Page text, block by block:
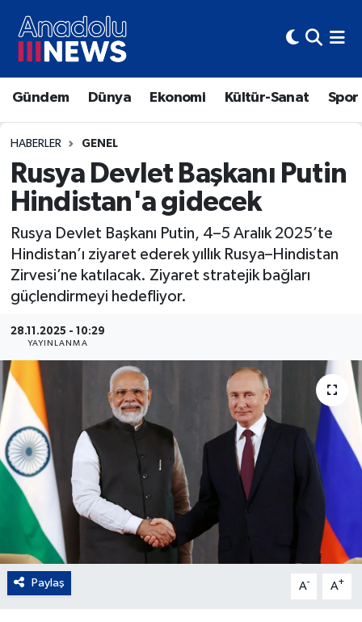
Gündem Dünya Ekonomi Kültür-Sanat Spor
HABERLER GENEL
Rusya Devlet Başkanı Putin
Hindistan'a gidecek
Rusya Devlet Başkanı Putin, 4–5 Aralık 2025’te
Hindistan’ı ziyaret ederek yıllık Rusya–Hindistan
Zirvesi’ne katılacak. Ziyaret stratejik bağları
güçlendirmeyi hedefliyor.
28.11.2025 - 10:29
YAYINLANMA
Paylaş A- A+
Hava Durumu
Trafik Durumu
Süper Lig Puan Durumu ve Fikstür
Tüm Manşetler
Son Dakika Haberleri
Haber Arşivi